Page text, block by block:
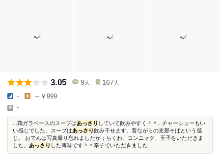
3.05 9 人 167 人
- ～￥999
-
...鶏ガラベースのスープはあっさり していて飲みやすく＾＾...チャーシューもい
い感じでした。スープはあっさり飲み干せます。昔ながらの支那そばという感
じ。 おでんは写真撮り忘れましたが；ちくわ、コンニャク、玉子をいただきま
した。 あっさり した薄味です＾＾辛子でいただきました...